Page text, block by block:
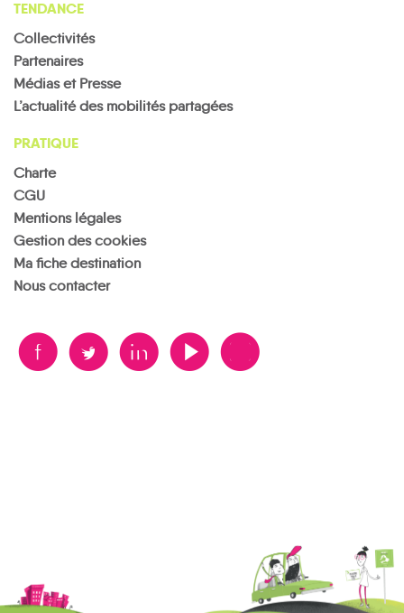
TENDANCE
Collectivités
Partenaires
Médias et Presse
L’actualité des mobilités partagées
PRATIQUE
Charte
CGU
Mentions légales
Gestion des cookies
Ma fiche destination
Nous contacter
B A D F V